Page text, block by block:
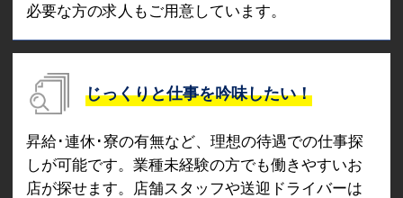
必要な方の求人もご用意しています。
じっくりと仕事を吟味したい！
昇給･連休･寮の有無など、理想の待遇での仕事探
しが可能です。業種未経験の方でも働きやすいお
店が探せます。店舗スタッフや送迎ドライバーは